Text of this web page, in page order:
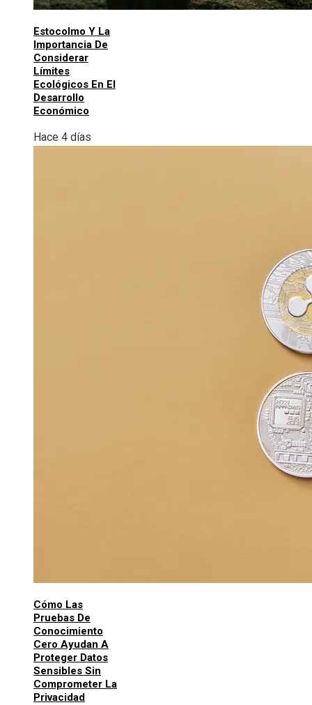
Estocolmo Y La
Importancia De
Considerar
Límites
Ecológicos En El
Desarrollo
Económico
Hace 4 días
Cómo Las
Pruebas De
Conocimiento
Cero Ayudan A
Proteger Datos
Sensibles Sin
Comprometer La
Privacidad